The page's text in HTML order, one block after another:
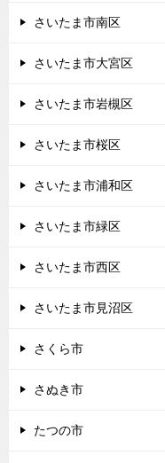
さいたま市南区
さいたま市大宮区
さいたま市岩槻区
さいたま市桜区
さいたま市浦和区
さいたま市緑区
さいたま市西区
さいたま市見沼区
さくら市
さぬき市
たつの市